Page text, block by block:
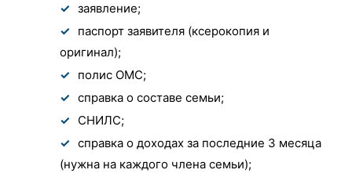
заявление;
паспорт заявителя (ксерокопия и
оригинал);
полис ОМС;
справка о составе семьи;
СНИЛС;
справка о доходах за последние 3 месяца
(нужна на каждого члена семьи);